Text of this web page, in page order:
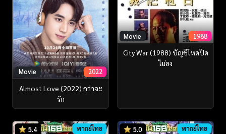
Movie 2022
Almost Love (2022) กว่าจะ
รัก
Movie 1988
City War (1988) บัญชีโหดปิด
ไม่ลง
5.4 พากย์ไทย 5.0 พากย์ไทย